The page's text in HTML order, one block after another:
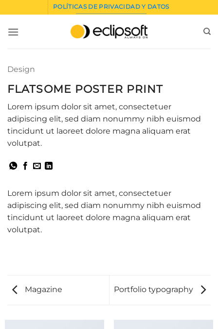
al
contenido
POLÍTICAS DE PRIVACIDAD Y DATOS
Design
FLATSOME POSTER PRINT
Lorem ipsum dolor sit amet, consectetuer
adipiscing elit, sed diam nonummy nibh euismod
tincidunt ut laoreet dolore magna aliquam erat
volutpat.
Lorem ipsum dolor sit amet, consectetuer
adipiscing elit, sed diam nonummy nibh euismod
tincidunt ut laoreet dolore magna aliquam erat
volutpat.
Magazine Portfolio typography